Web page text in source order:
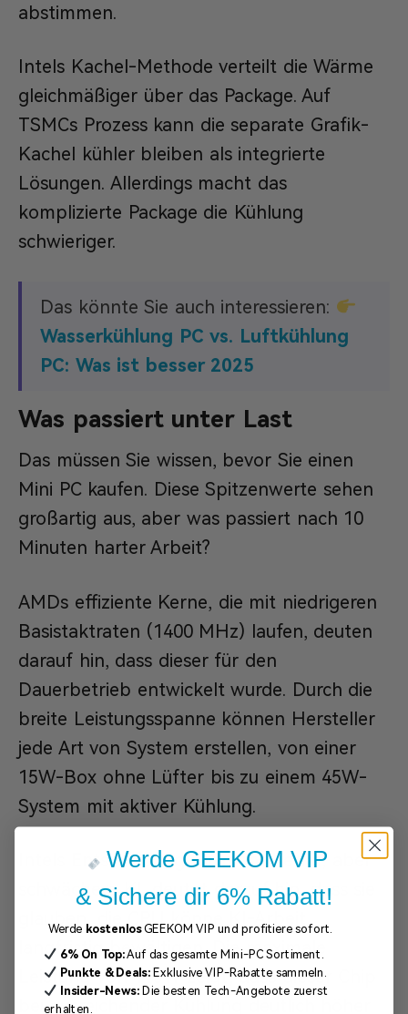
abstimmen.
Intels Kachel-Methode verteilt die Wärme
gleichmäßiger über das Package. Auf
TSMCs Prozess kann die separate Grafik-
Kachel kühler bleiben als integrierte
Lösungen. Allerdings macht das
komplizierte Package die Kühlung
schwieriger.
Das könnte Sie auch interessieren:
Wasserkühlung PC vs. Luftkühlung
PC: Was ist besser 2025
Was passiert unter Last
Das müssen Sie wissen, bevor Sie einen
Mini PC kaufen. Diese Spitzenwerte sehen
großartig aus, aber was passiert nach 10
Minuten harter Arbeit?
AMDs effiziente Kerne, die mit niedrigeren
Basistaktraten (1400 MHz) laufen, deuten
darauf hin, dass dieser für den
Dauerbetrieb entwickelt wurde. Durch die
breite Leistungsspanne können Hersteller
jede Art von System erstellen, von einer
15W-Box ohne Lüfter bis zu einem 45W-
System mit aktiver Kühlung.
Intels Entscheidung für mehr Kerne, aber
schwächere KI, deutet darauf hin, dass sie
glauben, die CPU könne KI-Arbeit
langfristig bewältigen. Die maximale
Leistung von 115W zeigt, dass dieser Chip
bei ausreichender Kühlung deutlich höher
Werde GEEKOM VIP
& Sichere dir 6% Rabatt!
Werde kostenlosGEEKOM VIP und profitiere sofort.
6% On Top:Auf das gesamte Mini-PC Sortiment.
Punkte & Deals:Exklusive VIP-Rabatte sammeln.
Insider-News:Die besten Tech-Angebote zuerst
erhalten.